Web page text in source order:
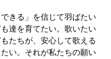
きる」を信じて羽ばたい
達を育てたい。歌いたい
たちが、安心して歌える
い。それが私たちの願い